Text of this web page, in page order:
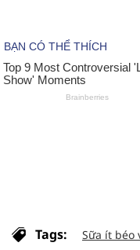
Tags:
Sữa ít béo